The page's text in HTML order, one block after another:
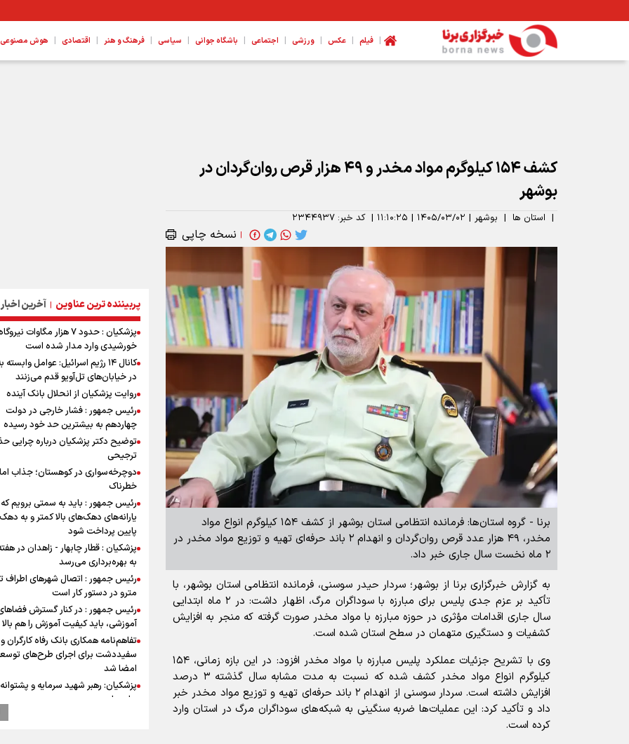
| فیلم | عکس | ورزشی | اجتماعی | باشگاه جوانی | سیاسی | فرهنگ و هنر | اقتصادی | هوش مصنوعی،
کشف ۱۵۴ کیلوگرم مواد مخدر و ۴۹ هزار قرص روان‌گردان در
بوشهر
| استان ها | بوشهر | ۱۴۰۵/۰۳/۰۲ | ۱۱:۱۰:۲۵ | کد خبر: ۲۳۴۴۹۳۷
| نسخه چاپی
برنا - گروه استان‌ها: فرمانده انتظامی استان بوشهر از کشف ۱۵۴ کیلوگرم انواع مواد
مخدر، ۴۹ هزار عدد قرص روان‌گردان و انهدام ۲ باند حرفه‌ای تهیه و توزیع مواد مخدر در
۲ ماه نخست سال جاری خبر داد.
به گزارش خبرگزاری برنا از بوشهر؛ سردار حیدر سوسنی، فرمانده انتظامی استان بوشهر، با
تأکید بر عزم جدی پلیس برای مبارزه با سوداگران مرگ، اظهار داشت: در ۲ ماه ابتدایی
سال جاری اقدامات مؤثری در حوزه مبارزه با مواد مخدر صورت گرفته که منجر به افزایش
کشفیات و دستگیری متهمان در سطح استان شده است.
وی با تشریح جزئیات عملکرد پلیس مبارزه با مواد مخدر افزود: در این بازه زمانی، ۱۵۴
کیلوگرم انواع مواد مخدر کشف شده که نسبت به مدت مشابه سال گذشته ۳ درصد
افزایش داشته است. سردار سوسنی از انهدام ۲ باند حرفه‌ای تهیه و توزیع مواد مخدر خبر
داد و تأکید کرد: این عملیات‌ها ضربه سنگینی به شبکه‌های سوداگران مرگ در استان وارد
کرده است.
پربیننده ترین عناوین | آخرین اخبار
پزشکیان : حدود ۷ هزار مگاوات
خورشیدی وارد مدار شده است
کانال ۱۴ رژیم اسرائیل: عوامل
در خیابان‌های تل‌آویو قدم می‌زنند
روایت پزشکیان از انحلال بانک آینده
رئیس جمهور : فشار خارجی در دولت
چهاردهم به بیشترین حد خود رسیده
توضیح دکتر پزشکیان درباره چرایی
ترجیحی
دوچرخه‌سواری در کوهستان؛ جذاب
خطرناک
رئیس جمهور : باید به سمتی برویم که
یارانه‌های دهک‌های بالا کمتر و به
پایین پرداخت شود
پزشکیان : قطار چابهار - زاهدان در
به بهره‌برداری می‌رسد
رئیس جمهور : اتصال شهرهای اطراف
مترو در دستور کار است
رئیس جمهور : در کنار گسترش
آموزشی، باید کیفیت آموزش را هم بالا
تفاهم‌نامه همکاری بانک رفاه کارگران
سفیددشت برای اجرای طرح‌های
امضا شد
پزشکیان: رهبر شهید سرمایه و
برای ما بود
گزارشی از ورود وزیر ورزش و جوانان